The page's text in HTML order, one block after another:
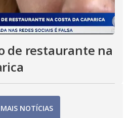
de restaurante na
NOTÍCIAS